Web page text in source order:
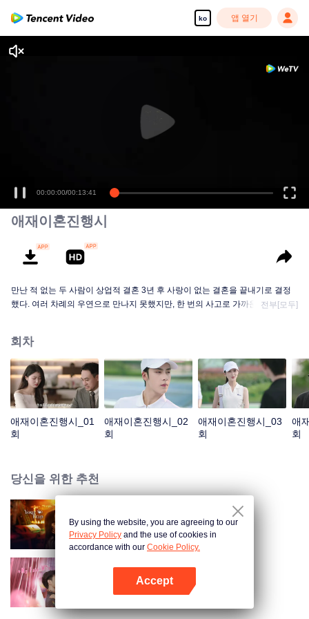
ko 앱 열기
00:00:00/00:13:41
애재이혼진행시
만난 적 없는 두 사람이 상업적 결혼 3년 후 사랑이 없는 결혼을 끝내기로 결정
했다. 여러 차례의 우연으로 만나지 못했지만, 한 번의 사고로 가까운 관계를 맺
다해 관계를 회복하려고 했다. 두 사람은 오해를 풀고 서로의 진심을 확인한 후,
함께 살아가기로 결심한다.
전부[모두]
회차
애재이혼진행시_01
회
애재이혼진행시_02
회
애재이혼진행시_03
회
애
회
당신을 위한 추천
보보심험
심동적타
By using the website, you are agreeing to our
Privacy Policy and the use of cookies in
accordance with our Cookie Policy.
Accept